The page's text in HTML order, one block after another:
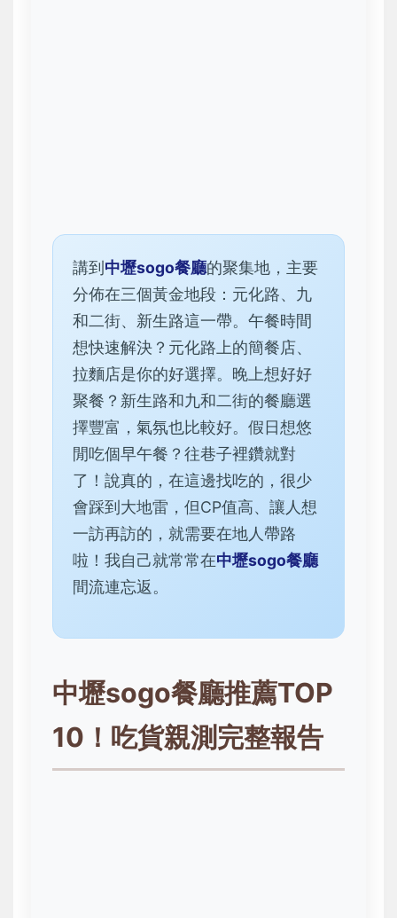
講到 中壢sogo餐廳的聚集地，主要
分佈在三個黃金地段：元化路、九
和二街、新生路這一帶。午餐時間
想快速解決？元化路上的簡餐店、
拉麵店是你的好選擇。晚上想好好
聚餐？新生路和九和二街的餐廳選
擇豐富，氣氛也比較好。假日想悠
閒吃個早午餐？往巷子裡鑽就對
了！說真的，在這邊找吃的，很少
會踩到大地雷，但CP值高、讓人想
一訪再訪的，就需要在地人帶路
啦！我自己就常常在中壢sogo餐廳
間流連忘返。
中壢sogo餐廳推薦TOP
10！吃貨親測完整報告